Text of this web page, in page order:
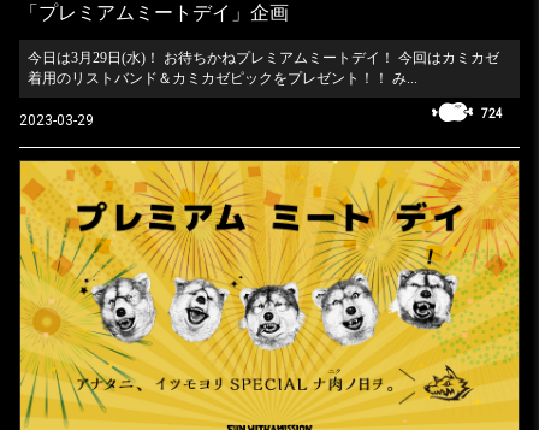
「プレミアムミートデイ」企画
今日は3月29日(水)！ お待ちかねプレミアムミートデイ！ 今回はカミカゼ
着用のリストバンド＆カミカゼピックをプレゼント！！ み...
2023-03-29 724